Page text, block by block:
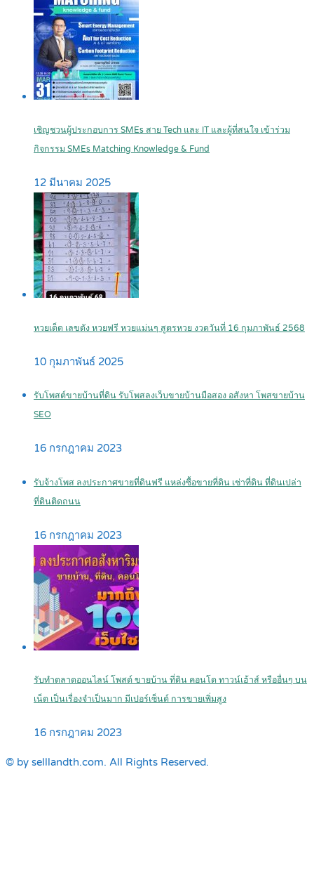
เชิญชวนผู้ประกอบการ SMEs สาย Tech และ IT และผู้ที่สนใจ เข้าร่วม
กิจกรรม SMEs Matching Knowledge & Fund
12 มีนาคม 2025
หวยเด็ด เลขดัง หวยฟรี หวยแม่นๆ สูตรหวย งวดวันที่ 16 กุมภาพันธ์ 2568
10 กุมภาพันธ์ 2025
รับโพสต์ขายบ้านที่ดิน รับโพสลงเว็บขายบ้านมือสอง อสังหา โพสขายบ้าน
SEO
16 กรกฎาคม 2023
รับจ้างโพส ลงประกาศขายที่ดินฟรี แหล่งซื้อขายที่ดิน เช่าที่ดิน ที่ดินเปล่า
ที่ดินติดถนน
16 กรกฎาคม 2023
รับทำตลาดออนไลน์ โพสต์ ขายบ้าน ที่ดิน คอนโด ทาวน์เฮ้าส์ หรืออื่นๆ บน
เน็ต เป็นเรื่องจำเป็นมาก มีเปอร์เซ็นต์ การขายเพิ่มสูง
16 กรกฎาคม 2023
© by selllandth.com. All Rights Reserved.